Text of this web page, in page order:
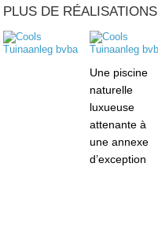
PLUS DE RÉALISATIONS
Une piscine
naturelle
luxueuse
attenante à
une annexe
d’exception